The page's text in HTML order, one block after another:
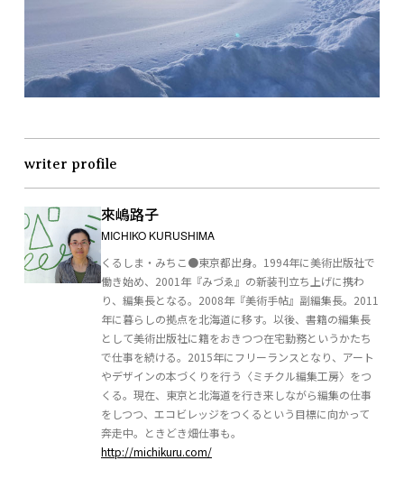
writer profile
來嶋路子
MICHIKO KURUSHIMA
くるしま・みちこ●東京都出身。1994年に美術出版社で
働き始め、2001年『みづゑ』の新装刊立ち上げに携わ
り、編集長となる。2008年『美術手帖』副編集長。2011
年に暮らしの拠点を北海道に移す。以後、書籍の編集長
として美術出版社に籍をおきつつ在宅勤務というかたち
で仕事を続ける。2015年にフリーランスとなり、アート
やデザインの本づくりを行う〈ミチクル編集工房〉をつ
くる。現在、東京と北海道を行き来しながら編集の仕事
をしつつ、エコビレッジをつくるという目標に向かって
奔走中。ときどき畑仕事も。
http://michikuru.com/